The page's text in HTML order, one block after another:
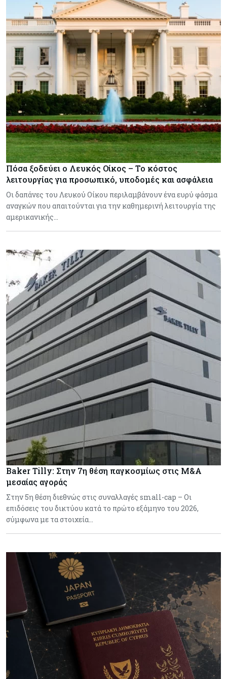
Πόσα ξοδεύει ο Λευκός Οίκος – Το κόστος
λειτουργίας για προσωπικό, υποδομές και ασφάλεια
Οι δαπάνες του Λευκού Οίκου περιλαμβάνουν ένα ευρύ φάσμα
αναγκών που απαιτούνται για την καθημερινή λειτουργία της
αμερικανικής…
Baker Tilly: Στην 7η θέση παγκοσμίως στις M&A
μεσαίας αγοράς
Στην 5η θέση διεθνώς στις συναλλαγές small-cap – Οι
επιδόσεις του δικτύου κατά το πρώτο εξάμηνο του 2026,
σύμφωνα με τα στοιχεία…